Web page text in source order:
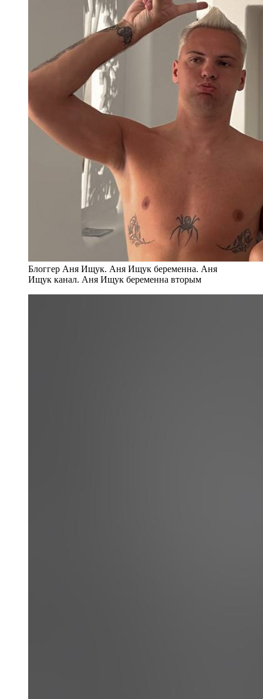
Блоггер Аня Ищук. Аня Ищук беременна. Аня
Ищук канал. Аня Ищук беременна вторым